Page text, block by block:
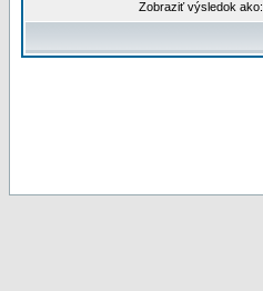
Zobraziť výsledok ako: